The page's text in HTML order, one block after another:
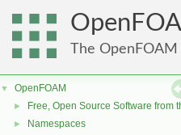
The OpenFOAM
▼ OpenFOAM
► Free, Open Source Software from
► Namespaces